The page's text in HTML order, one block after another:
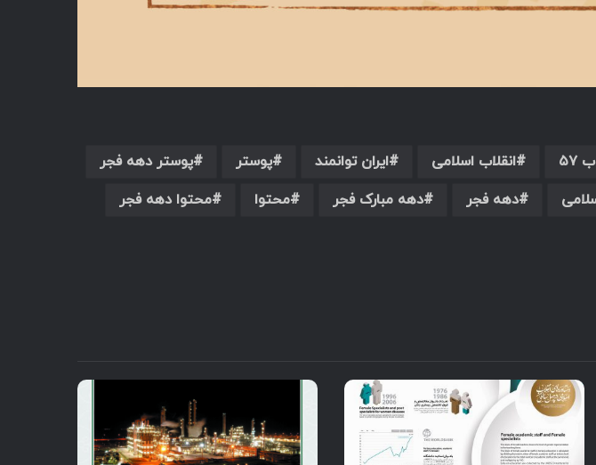
۵۷ انقلاب اسلامی ایران توانمند پوستر
پوستر دهه فجر
دهه فجر دهه مبارک فجر محتوا
محتوا دهه فجر